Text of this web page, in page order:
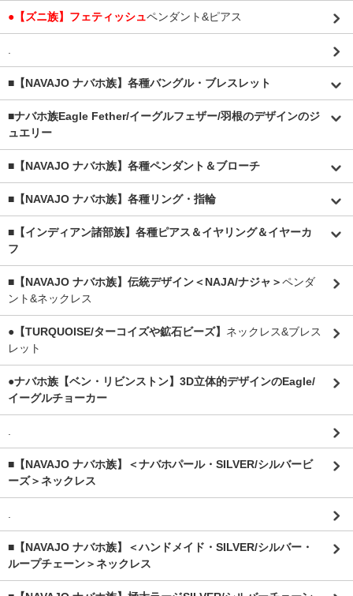
●【ズニ族】フェティッシュペンダント&ピアス
.
■【NAVAJO ナバホ族】各種バングル・ブレスレット
■ナバホ族Eagle Fether/イーグルフェザー/羽根のデザインのジ
ュエリー
■【NAVAJO ナバホ族】各種ペンダント＆ブローチ
■【NAVAJO ナバホ族】各種リング・指輪
■【インディアン諸部族】各種ピアス＆イヤリング＆イヤーカ
フ
■【NAVAJO ナバホ族】伝統デザイン＜NAJA/ナジャ＞ペンダ
ント&ネックレス
●【TURQUOISE/ターコイズや鉱石ビーズ】 ネックレス&ブレス
レット
●ナバホ族【ベン・リビンストン】3D立体的デザインのEagle/
イーグルチョーカー
.
■【NAVAJO ナバホ族】＜ナバホパール・SILVER/シルバービ
ーズ＞ネックレス
.
■【NAVAJO ナバホ族】＜ハンドメイド・SILVER/シルバー・
ループチェーン＞ネックレス